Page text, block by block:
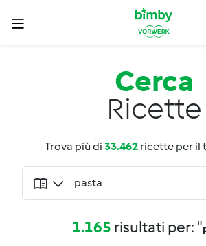
Cerca
Ricette
Trova più di 33.462 ricette per il
1.165 risultati per: "